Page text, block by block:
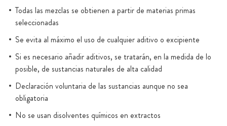
Todas las mezclas se obtienen a partir de materias primas
seleccionadas
Se evita al máximo el uso de cualquier aditivo o excipiente
Si es necesario añadir aditivos, se tratarán, en la medida de lo
posible, de sustancias naturales de alta calidad
Declaración voluntaria de las sustancias aunque no sea
obligatoria
No se usan disolventes químicos en extractos